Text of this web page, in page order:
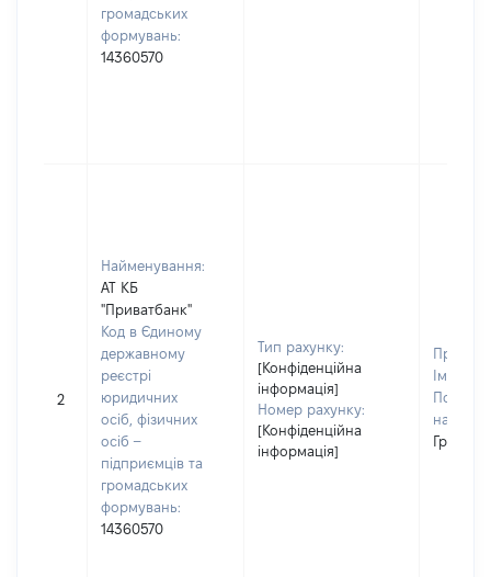
громадських
формувань:
14360570
2
Найменування:
АТ КБ
"Приватбанк"
Код в Єдиному
державному
реєстрі
юридичних
осіб, фізичних
осіб –
підприємців та
громадських
формувань:
14360570
Тип рахунку:
[Конфіденційна
інформація]
Номер рахунку:
[Конфіденційна
інформація]
Ім'я:
По